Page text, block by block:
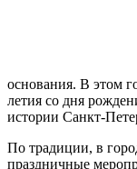
основания. В этом
летия со дня
истории Санкт-
По традиции, в
праздничные